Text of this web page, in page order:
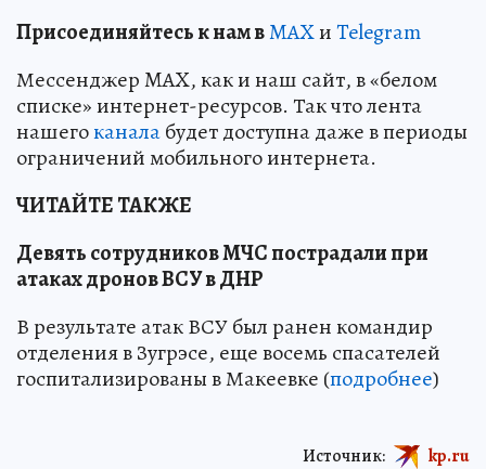
Присоединяйтесь к нам вMAXиTelegram
Мессенджер MAX, как и наш сайт, в «белом
списке» интернет-ресурсов. Так что лента
нашегоканалабудет доступна даже в периоды
ограничений мобильного интернета.
ЧИТАЙТЕ ТАКЖЕ
Девять сотрудников МЧС пострадали при
атаках дронов ВСУ в ДНР
В результате атак ВСУ был ранен командир
отделения в Зугрэсе, еще восемь спасателей
госпитализированы в Макеевке (подробнее)
Источник: kp.ru